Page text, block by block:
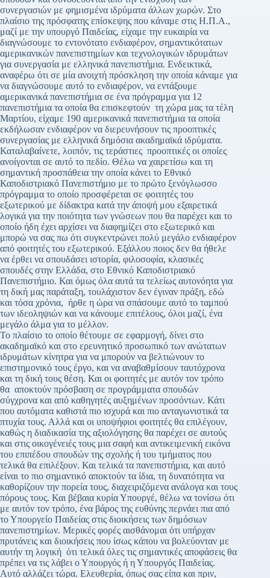
συνεργασιών με φημισμένα ιδρύματα άλλων χωρών. Στο
πλαίσιο της πρόσφατης επίσκεψης που κάναμε στις Η.Π.Α.,
μαζί με την υπουργό Παιδείας, είχαμε την ευκαιρία να
διαγνώσουμε το εντονότατο ενδιαφέρον, σημαντικότατων
αμερικανικών πανεπιστημίων και τεχνολογικών ιδρυμάτων
για συνεργασία με ελληνικά πανεπιστήμια. Ενδεικτικά,
αναφέρω ότι σε μία ανοιχτή πρόσκληση την οποία κάναμε για
να διαγνώσουμε αυτό το ενδιαφέρον, να εντάξουμε
αμερικανικά πανεπιστήμια σε ένα πρόγραμμα για 12
πανεπιστήμια τα οποία θα επισκεφτούν τη χώρα μας τα τέλη
Μαρτίου, είχαμε 190 αμερικανικά πανεπιστήμια τα οποία
εκδήλωσαν ενδιαφέρον να διερευνήσουν τις προοπτικές
συνεργασίας με ελληνικά δημόσια ακαδημαϊκά ιδρύματα.
Καταλαβαίνετε, λοιπόν, τις τεράστιες προοπτικές οι οποίες
ανοίγονται σε αυτό το πεδίο. Θέλω να χαιρετίσω και τη
σημαντική προσπάθεια την οποία κάνει το Εθνικό
Καποδιστριακό Πανεπιστήμιο με το πρώτο ξενόγλωσσο
πρόγραμμα το οποίο προσφέρεται σε φοιτητές του
εξωτερικού με δίδακτρα κατά την άποψή μου εξαιρετικά
λογικά για την ποιότητα των γνώσεων που θα παρέχει και το
οποίο ήδη έχει αρχίσει να διαφημίζει στο εξωτερικό και
μπορώ να σας πω ότι συγκεντρώνει πολύ μεγάλο ενδιαφέρον
από φοιτητές του εξωτερικού. Εξάλλου ποιος δεν θα ήθελε
να έρθει να σπουδάσει ιστορία, φιλοσοφία, κλασικές
σπουδές στην Ελλάδα, στο Εθνικό Καποδιστριακό
Πανεπιστήμιο. Και όμως όλα αυτά τα τελείως αυτονόητα για
τη δική μας παράταξη, τουλάχιστον δεν έγιναν πράξη, εδώ
και τόσα χρόνια, ήρθε η ώρα να σπάσουμε αυτό το ταμπού
των ιδεοληψιών και να κάνουμε επιτέλους, όλοι μαζί, ένα
μεγάλο άλμα για το μέλλον.
Το πλαίσιο το οποίο θέτουμε σε εφαρμογή, δίνει στο
ακαδημαϊκό και στο ερευνητικό προσωπικό των ανώτατων
ιδρυμάτων κίνητρα για να μπορούν να βελτιώνουν το
επιστημονικό τους έργο, και να αναβαθμίσουν ταυτόχρονα
και τη δική τους θέση. Και οι φοιτητές με αυτόν τον τρόπο
θα αποκτούν πρόσβαση σε προγράμματα σπουδών
σύγχρονα και από καθηγητές αυξημένων προσόντων. Κάτι
που αυτόματα καθιστά πιο ισχυρά και πιο ανταγωνιστικά τα
πτυχία τους. Αλλά και οι υποψήφιοι φοιτητές θα επιλέγουν,
καθώς η διαδικασία της αξιολόγησης θα παρέχει σε αυτούς
και στις οικογένειές τους μια σαφή και αντικειμενική εικόνα
του επιπέδου σπουδών της σχολής ή του τμήματος που
τελικά θα επιλέξουν. Και τελικά τα πανεπιστήμια, και αυτό
είναι το πιο σημαντικό αποκτούν τα ίδια, τη δυνατότητα να
καθορίζουν την πορεία τους, διαχειριζόμενα ανάλογα και τους
πόρους τους. Και βέβαια κυρία Υπουργέ, θέλω να τονίσω ότι
με αυτόν τον τρόπο, ένα βάρος της ευθύνης περνάει πια από
το Υπουργείο Παιδείας στις διοικήσεις των δημόσιων
πανεπιστημίων. Μερικές φορές αισθάνομαι ότι υπήρχαν
πρυτάνεις και διοικήσεις που ίσως κάπου να βολεύονταν με
αυτήν τη λογική ότι τελικά όλες τις σημαντικές αποφάσεις θα
πρέπει να τις λάβει ο Υπουργός ή η Υπουργός Παιδείας.
Αυτό αλλάζει τώρα. Ελευθερία, όπως σας είπα και πριν,